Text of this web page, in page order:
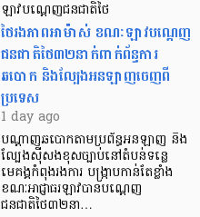
ឡាវបណ្តេញជនជាតិថៃ
ថៃរងភាពអាម៉ាស់ ខណៈឡាវបណ្តេញ
ជនជាតិថៃ៣២នាក់ពាក់ព័ន្ធការ
ឆបោក និងល្បែងអនឡាញចេញពី
ប្រទេស
1 day ago
បណ្តាញឆបោកតាមប្រព័ន្ធអនឡាញ និង
ល្បែងស៊ីសងខុសច្បាប់នៅតំបន់ទន្លេ
មេគង្គកំពុងរងការ បង្ក្រាប​កាន់តែខ្លាំង
ខណៈអាជ្ញាធរឡាវបានបណ្តេញ
ជនជាតិថៃ៣២នា…